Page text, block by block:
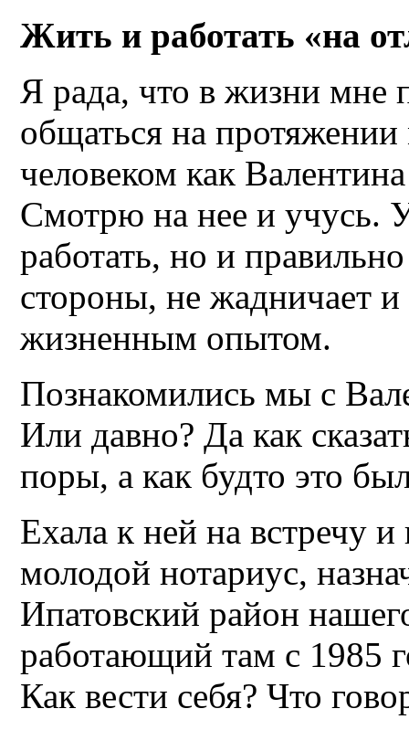
Жить и работать «на
Я рада, что в жизни мне
общаться на
человеком как
Смотрю на нее и учусь.
работать, но и
стороны, не жадничает
жизненным опытом.
Познакомились мы с
Или давно? Да как
поры, а как будто это
Ехала к ней на встречу
молодой нотариус,
Ипатовский район
работающий там с 1985
Как вести себя? Что